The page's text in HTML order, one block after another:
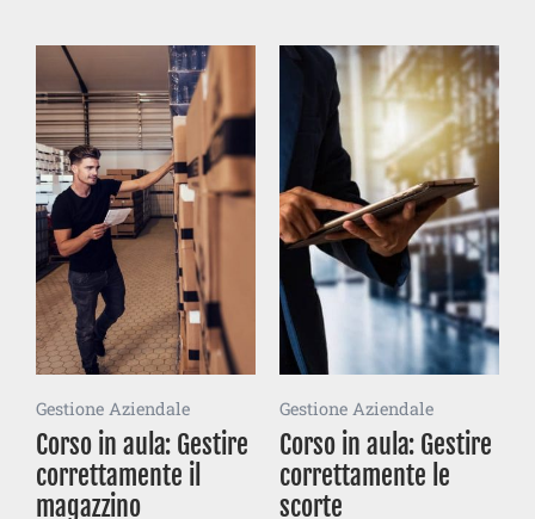
Gestione Aziendale
Corso in aula: Gestire
correttamente il
magazzino
Gestione Aziendale
Corso in aula: Gestire
correttamente le
scorte